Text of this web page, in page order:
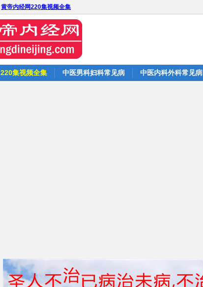
黄帝内经网220集视频全集
220集视频全集 中医男科妇科常见病 中医内科外科常见病